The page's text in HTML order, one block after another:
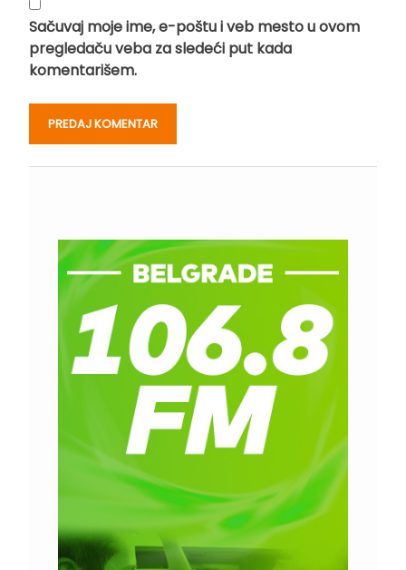
Sačuvaj moje ime, e-poštu i veb mesto u ovom
pregledaču veba za sledeći put kada
komentarišem.